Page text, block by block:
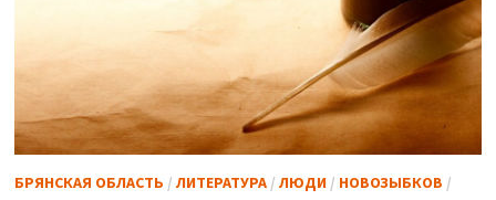
БРЯНСКАЯ ОБЛАСТЬ / ЛИТЕРАТУРА/ ЛЮДИ/ НОВОЗЫБКОВ /